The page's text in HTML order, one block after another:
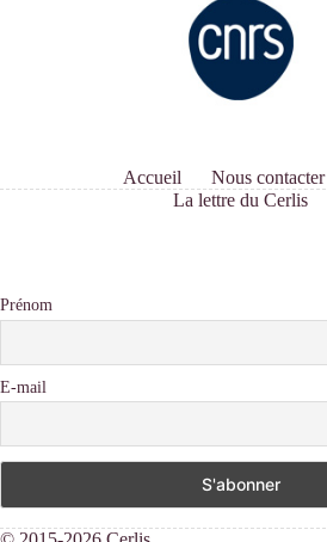
Accueil Nous contacter
La lettre du Cerlis
Prénom
E-mail